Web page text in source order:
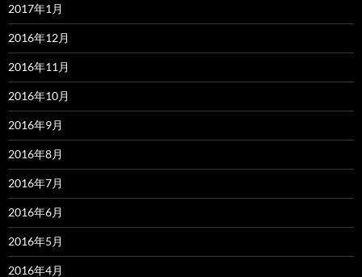
2017年1月
2016年12月
2016年11月
2016年10月
2016年9月
2016年8月
2016年7月
2016年6月
2016年5月
2016年4月